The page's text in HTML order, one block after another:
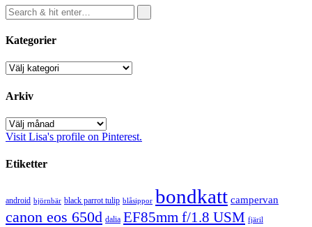
Kategorier
Kategorier
Arkiv
Arkiv
Visit Lisa's profile on Pinterest.
Etiketter
android björnbär black parrot tulip blåsippor bondkatt campervan
canon eos 650d dalia EF85mm f/1.8 USM fjäril